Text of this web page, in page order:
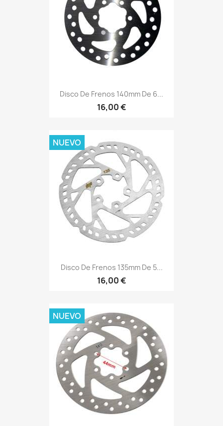
Disco De Frenos 140mm De 6...
16,00 €
Disco De Frenos 135mm De 5...
16,00 €
NUEVO
NUEVO